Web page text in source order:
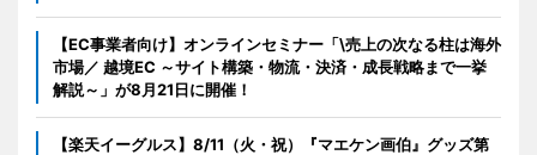
【EC事業者向け】オンラインセミナー「\売上の次なる柱は海外
市場／ 越境EC ～サイト構築・物流・決済・成長戦略まで一挙
解説～」が8月21日に開催！
【楽天イーグルス】8/11（火・祝）『マエケン画伯』グッズ第